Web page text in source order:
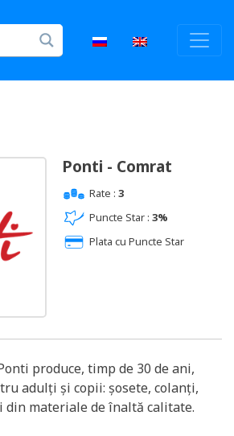
Ponti - Comrat
Rate : 3
Puncte Star : 3%
Plata cu Puncte Star
produce, timp de 30 de ani,
adulți și copii: șosete, colanți,
din materiale de înaltă calitate.